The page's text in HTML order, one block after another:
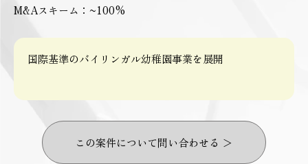
M&Aスキーム：~100%
国際基準のバイリンガル幼稚園事業を展開
この案件について問い合わせる ＞